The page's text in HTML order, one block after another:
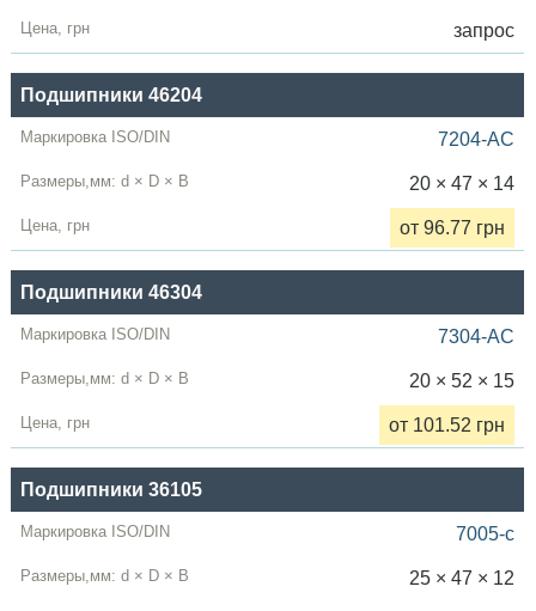
запрос
Подшипники 46204
7204-AC
20 × 47 × 14
от 96.77 грн
Подшипники 46304
7304-AC
20 × 52 × 15
от 101.52 грн
Подшипники 36105
7005-c
25 × 47 × 12